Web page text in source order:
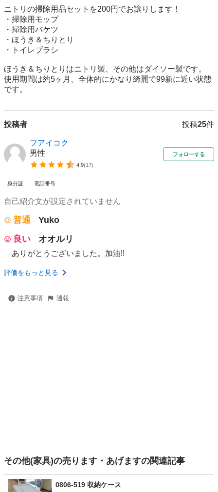
ニトリの掃除用品セットを200円でお譲りします！
・掃除用モップ
・掃除用バケツ
・ほうき＆ちりとり
・トイレブラシ
ほうき＆ちりとりはニトリ製、その他はダイソー製です。
使用期間は約5ヶ月、全体的にかなり綺麗で99新に近い状態
です。
投稿者 投稿25件
フアイコク
男性
4.9(17)
フォローする
身分証 電話番号
自己紹介文が設定されていません
普通
Yuko
良い
オオルリ
ありがとうございました。加油!!
評価をもっと見る
注意事項 通報
その他(家具)の売ります・あげますの関連記事
0806-519 収納ケース